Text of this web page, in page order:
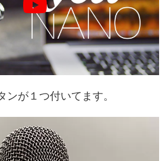
ンが１つ付いてます。